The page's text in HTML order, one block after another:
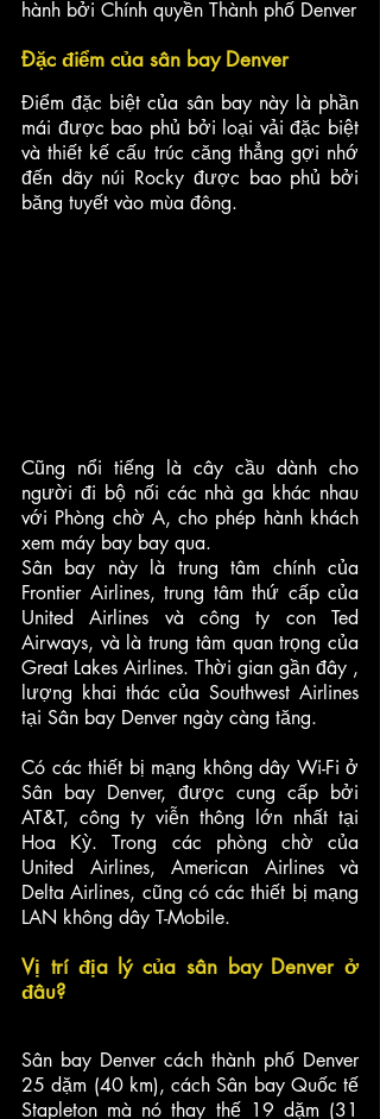
hành bởi Chính quyền Thành phố Denver
Đặc điểm của sân bay Denver
Điểm đặc biệt của sân bay này là phần
mái được bao phủ bởi loại vải đặc biệt
và thiết kế cấu trúc căng thẳng gợi nhớ
đến dãy núi Rocky được bao phủ bởi
băng tuyết vào mùa đông.
Cũng nổi tiếng là cây cầu dành cho
người đi bộ nối các nhà ga khác nhau
với Phòng chờ A, cho phép hành khách
xem máy bay bay qua.
Sân bay này là trung tâm chính của
Frontier Airlines, trung tâm thứ cấp của
United Airlines và công ty con Ted
Airways, và là trung tâm quan trọng của
Great Lakes Airlines. Thời gian gần đây ,
lượng khai thác của Southwest Airlines
tại Sân bay Denver ngày càng tăng.
Có các thiết bị mạng không dây Wi-Fi ở
Sân bay Denver, được cung cấp bởi
AT&T, công ty viễn thông lớn nhất tại
Hoa Kỳ. Trong các phòng chờ của
United Airlines, American Airlines và
Delta Airlines, cũng có các thiết bị mạng
LAN không dây T-Mobile.
Vị trí địa lý của sân bay Denver ở
đâu?
Sân bay Denver cách thành phố Denver
25 dặm (40 km), cách Sân bay Quốc tế
Stapleton mà nó thay thế 19 dặm (31